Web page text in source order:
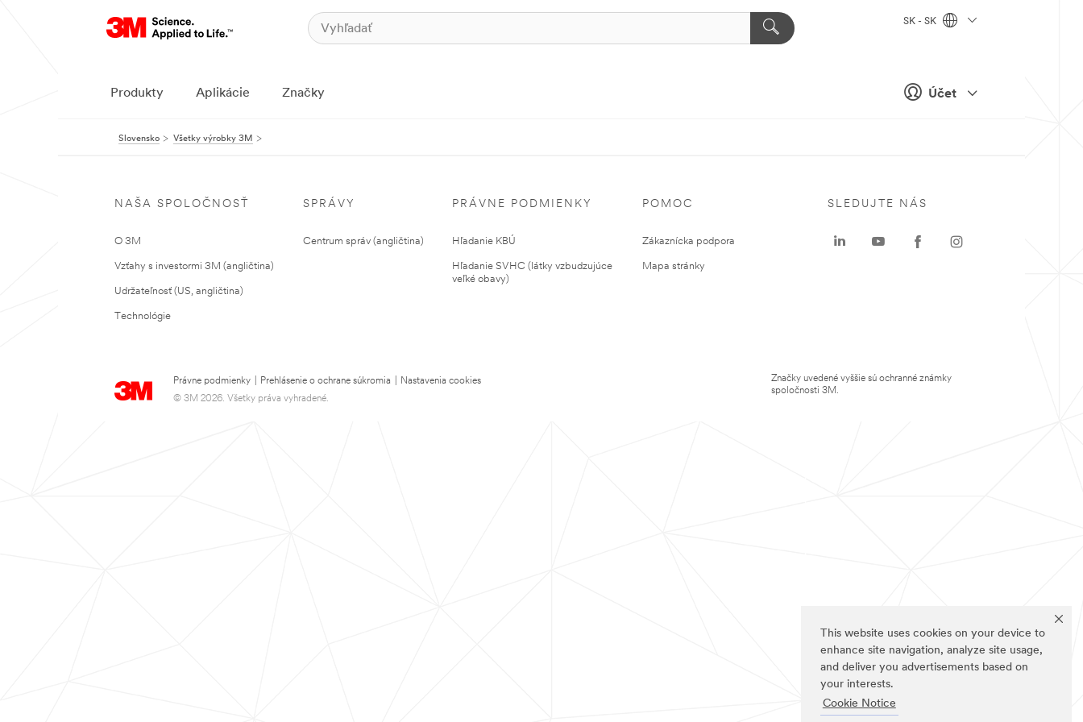
This website uses cookies on your device to
enhance site navigation, analyze site usage,
and deliver you advertisements based on
your interests.
Cookie Notice
Účet
SK - SK
Produkty Aplikácie Značky
Slovensko Všetky výrobky 3M
NAŠA SPOLOČNOSŤ
O 3M
Vzťahy s investormi 3M (angličtina)
Udržateľnosť (US, angličtina)
Technológie
SPRÁVY
Centrum správ (angličtina)
PRÁVNE PODMIENKY
Hľadanie KBÚ
Hľadanie SVHC (látky vzbudzujúce
veľké obavy)
POMOC
Zákaznícka podpora
Mapa stránky
Právne podmienky Prehlásenie o ochrane súkromia
Nastavenia cookies
© 3M 2026. Všetky práva vyhradené.
SLEDUJTE NÁS
Značky uvedené vyššie sú ochranné známky
spoločnosti 3M.